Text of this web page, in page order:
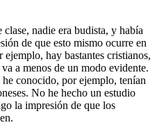
nadie era budista, y había
de que esto mismo ocurre en
hay bastantes cristianos,
a menos de un modo evidente.
conocido, por ejemplo, tenían
No he hecho un estudio
la impresión de que los